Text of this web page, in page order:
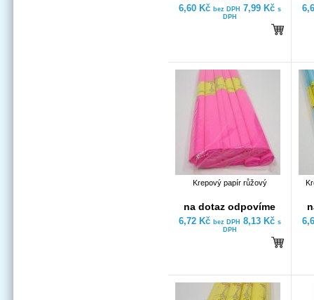
6,60 Kč bez DPH 7,99 Kč s
DPH
Krepový papír růžový
na dotaz odpovíme
6,72 Kč bez DPH 8,13 Kč s
DPH